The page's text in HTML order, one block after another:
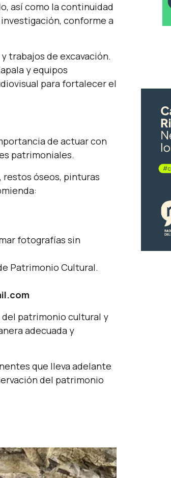
así como la continuidad
conforme a
trabajos de excavación.
y equipos
para fortalecer el
de actuar con
patrimoniales.
óseos, pinturas
fotografías sin
Patrimonio Cultural.
del patrimonio cultural y
adecuada y
que lleva adelante
del patrimonio